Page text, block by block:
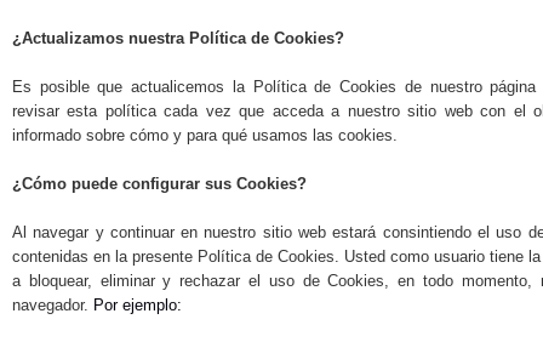
¿Actualizamos nuestra Política de Cookies?
Es posible que actualicemos la Política de Cookies de nuestro
revisar esta política cada vez que acceda a nuestro sitio web con el
informado sobre cómo y para qué usamos las cookies.
¿Cómo puede configurar sus Cookies?
Al navegar y continuar en nuestro sitio web estará consintiendo el uso
contenidas en la presente Política de Cookies. Usted como usuario tiene
a bloquear, eliminar y rechazar el uso de Cookies, en todo momento,
navegador. Por ejemplo: